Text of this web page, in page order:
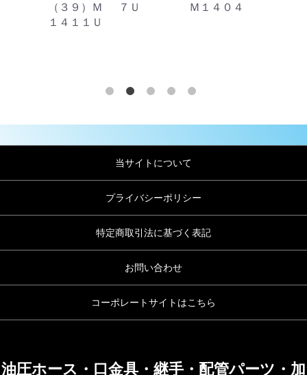
（３９）Ｍ
１４１１Ｕ
７Ｕ
Ｍ１４０４
当サイトについて
プライバシーポリシー
特定商取引法に基づく表記
お問い合わせ
コーポレートサイトはこちら
油圧ホース・口金具・継手・配管パーツ・加